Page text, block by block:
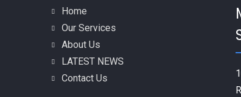
Home
Our Services
About Us
LATEST NEWS
Contact Us